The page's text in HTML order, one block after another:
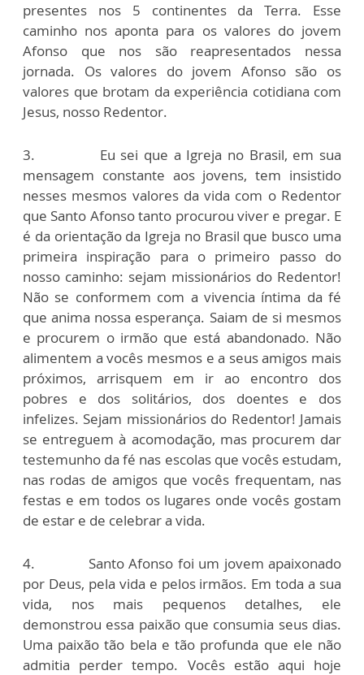
presentes nos 5 continentes da Terra. Esse
caminho nos aponta para os valores do jovem
Afonso que nos são reapresentados nessa
jornada. Os valores do jovem Afonso são os
valores que brotam da experiência cotidiana com
Jesus, nosso Redentor.
3. Eu sei que a Igreja no Brasil, em sua
mensagem constante aos jovens, tem insistido
nesses mesmos valores da vida com o Redentor
que Santo Afonso tanto procurou viver e pregar. E
é da orientação da Igreja no Brasil que busco uma
primeira inspiração para o primeiro passo do
nosso caminho: sejam missionários do Redentor!
Não se conformem com a vivencia íntima da fé
que anima nossa esperança. Saiam de si mesmos
e procurem o irmão que está abandonado. Não
alimentem a vocês mesmos e a seus amigos mais
próximos, arrisquem em ir ao encontro dos
pobres e dos solitários, dos doentes e dos
infelizes. Sejam missionários do Redentor! Jamais
se entreguem à acomodação, mas procurem dar
testemunho da fé nas escolas que vocês estudam,
nas rodas de amigos que vocês frequentam, nas
festas e em todos os lugares onde vocês gostam
de estar e de celebrar a vida.
4. Santo Afonso foi um jovem apaixonado
por Deus, pela vida e pelos irmãos. Em toda a sua
vida, nos mais pequenos detalhes, ele
demonstrou essa paixão que consumia seus dias.
Uma paixão tão bela e tão profunda que ele não
admitia perder tempo. Vocês estão aqui hoje